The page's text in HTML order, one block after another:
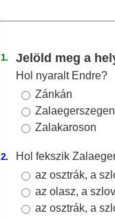
1. Jelöld meg a
Hol nyaralt Endre?
Zánkán
Zalaegerszegen
Zalakaroson
2.
Hol fekszik
az osztrák, a
az olasz, a
az osztrák, a